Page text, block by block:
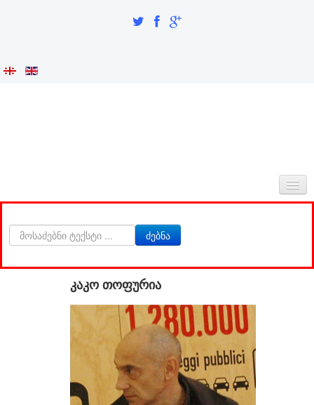
ᲩᲕᲔᲜᲡ ᲨᲔᲡᲐᲮᲔᲑ
ალექსი-მესხიშვილი ქეთუთა
ძებნა
კაკო თოფურია